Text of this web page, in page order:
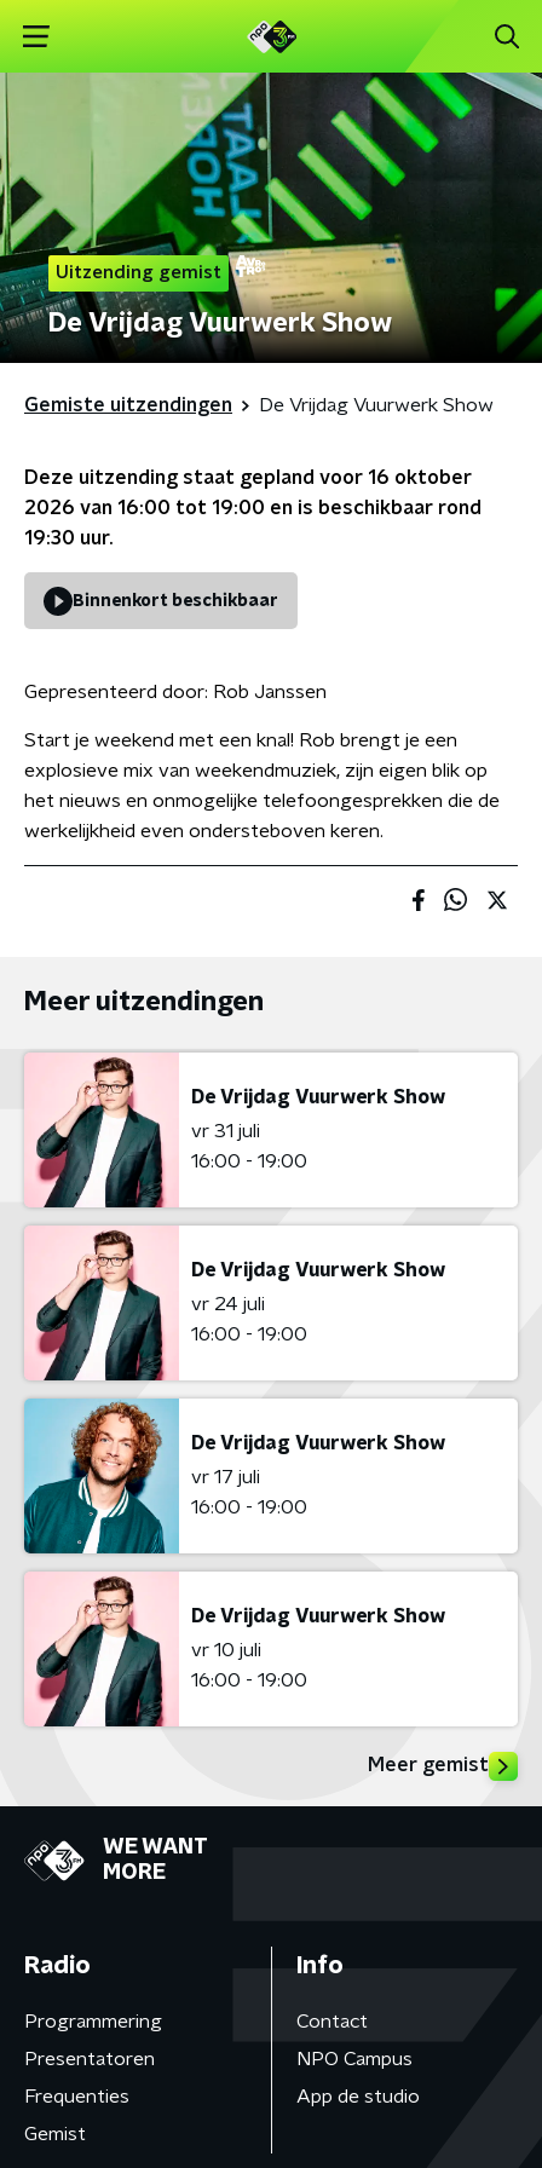
Uitzending gemist
De Vrijdag Vuurwerk Show
Gemiste uitzendingen De Vrijdag Vuurwerk Show
Deze uitzending staat gepland voor 16 oktober
2026 van 16:00 tot 19:00 en is beschikbaar rond
19:30 uur.
Binnenkort beschikbaar
Gepresenteerd door: Rob Janssen
Start je weekend met een knal! Rob brengt je een
explosieve mix van weekendmuziek, zijn eigen blik op
het nieuws en onmogelijke telefoongesprekken die de
werkelijkheid even ondersteboven keren.
Meer uitzendingen
De Vrijdag Vuurwerk Show
vr 31 juli
16:00 - 19:00
De Vrijdag Vuurwerk Show
vr 24 juli
16:00 - 19:00
De Vrijdag Vuurwerk Show
vr 17 juli
16:00 - 19:00
De Vrijdag Vuurwerk Show
vr 10 juli
16:00 - 19:00
Meer gemist
WE WANT
MORE
Radio
Programmering
Presentatoren
Frequenties
Gemist
Info
Contact
NPO Campus
App de studio